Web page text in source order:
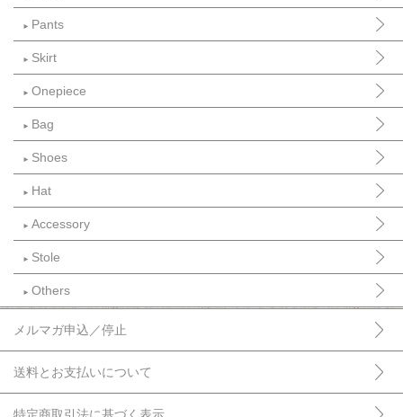
► Pants
► Skirt
► Onepiece
► Bag
► Shoes
► Hat
► Accessory
► Stole
► Others
メルマガ申込／停止
送料とお支払いについて